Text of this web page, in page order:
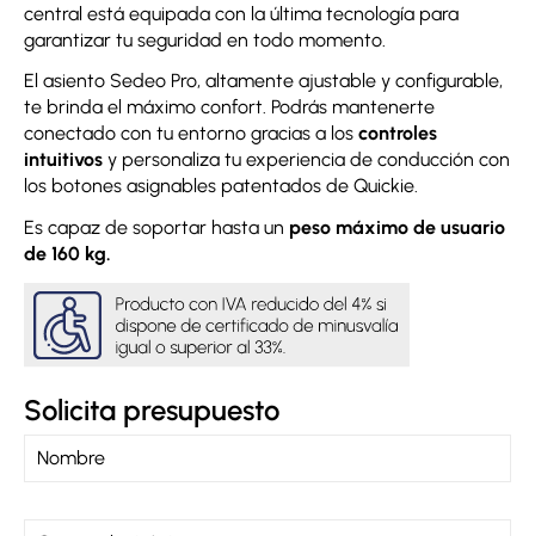
central está equipada con la última tecnología para
garantizar tu seguridad en todo momento.
El asiento Sedeo Pro, altamente ajustable y configurable,
te brinda el máximo confort. Podrás mantenerte
conectado con tu entorno gracias a los controles
intuitivos y personaliza tu experiencia de conducción con
los botones asignables patentados de Quickie.
Es capaz de soportar hasta un peso máximo de usuario
de 160 kg.
Solicita presupuesto